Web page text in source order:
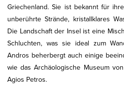
Griechenland. Sie ist bekannt für
unberührte Strände, kristallklares
Die Landschaft der Insel ist eine
Schluchten, was sie ideal zum
Andros beherbergt auch einige
wie das Archäologische Museum
Agios Petros.